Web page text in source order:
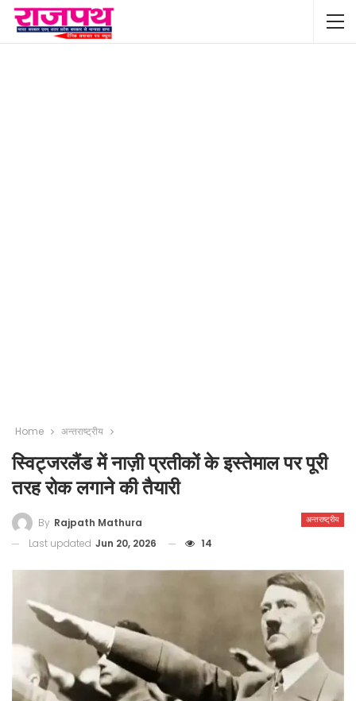
Home अन्तराष्ट्रीय
स्विट्जरलैंड में नाज़ी प्रतीकों के इस्तेमाल पर पूरी
तरह रोक लगाने की तैयारी
अन्तराष्ट्रीय
By Rajpath Mathura
Last updated Jun 20, 2026 14